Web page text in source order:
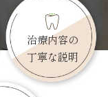
治療内容の
丁寧な説明